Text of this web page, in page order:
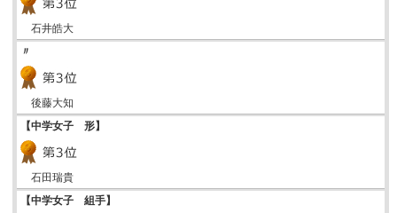
石井皓大
〃
後藤大知
【中学女子 形】
石田瑞貴
【中学女子 組手】